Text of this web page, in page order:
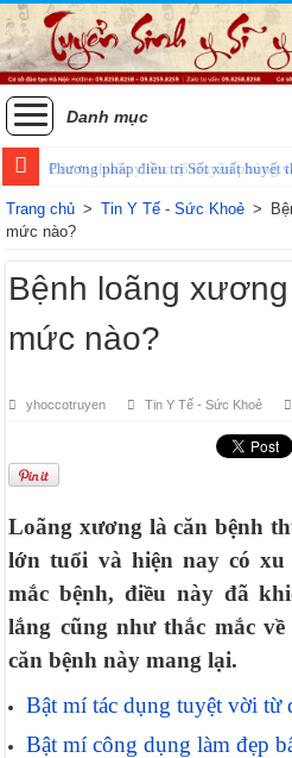
Danh mục
Phương pháp điều trị Sốt xuất huyết
Trang chủ > Tin Y Tế - Sức Khoẻ >
mức nào?
Bệnh loãng
mức nào?
yhoccotruyen Tin Y Tế - Sức Khoẻ
Loãng xương là căn bệnh
lớn tuổi và hiện nay có
mắc bệnh, điều này đã
lắng cũng như thắc mắc
căn bệnh này mang lại.
Bật mí tác dụng tuyệt vời từ
Bật mí công dụng làm đẹp